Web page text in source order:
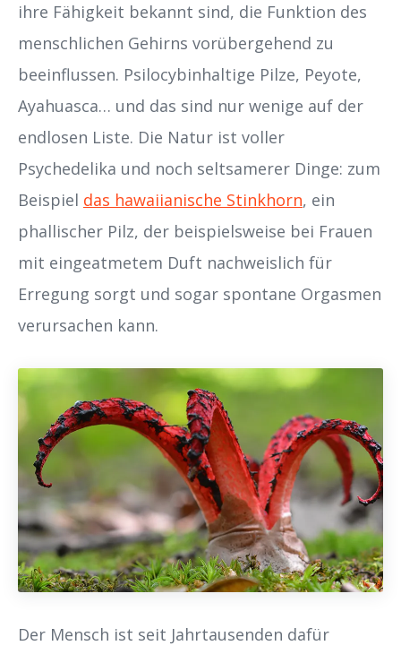
ihre Fähigkeit bekannt sind, die Funktion des
menschlichen Gehirns vorübergehend zu
beeinflussen. Psilocybinhaltige Pilze, Peyote,
Ayahuasca… und das sind nur wenige auf der
endlosen Liste. Die Natur ist voller
Psychedelika und noch seltsamerer Dinge: zum
Beispiel das hawaiianische Stinkhorn, ein
phallischer Pilz, der beispielsweise bei Frauen
mit eingeatmetem Duft nachweislich für
Erregung sorgt und sogar spontane Orgasmen
verursachen kann.
Der Mensch ist seit Jahrtausenden dafür